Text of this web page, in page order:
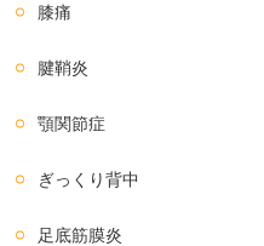
膝痛
腱鞘炎
顎関節症
ぎっくり背中
足底筋膜炎